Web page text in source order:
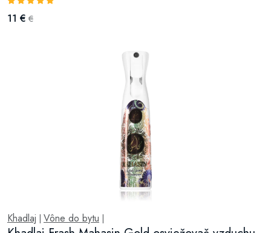
11 € €
Khadlaj Vône do bytu